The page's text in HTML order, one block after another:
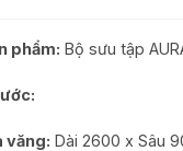
phẩm: Bộ sưu tập
văng: Dài 2600 x Sâu